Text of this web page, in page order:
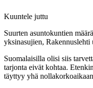
Kuuntele juttu
Suurten asuntokuntien
yksinasujien, Rakennuslehti
Suomalaisilla olisi siis
tarjonta eivät kohtaa.
täyttyy yhä